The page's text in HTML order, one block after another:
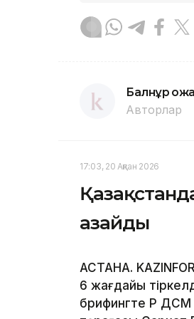
Балнұр
Авторлар
17:03, 20 Ақпан 2026
азайды
АСТАНА.
6 жағдайы
брифингте ҚР